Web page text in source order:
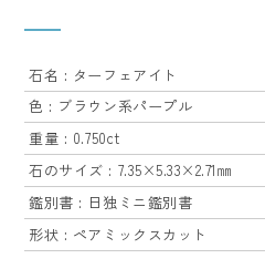
石名 : ターフェアイト
色 : ブラウン系パープル
重量 : 0.750ct
石のサイズ : 7.35×5.33×2.71㎜
鑑別書 : 日独ミニ鑑別書
形状 : ペアミックスカット